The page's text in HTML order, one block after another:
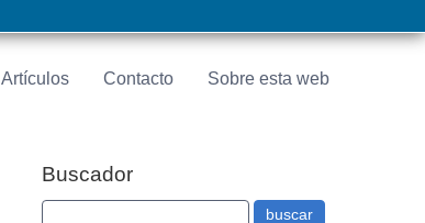
Artículos Contacto Sobre esta web
Buscador